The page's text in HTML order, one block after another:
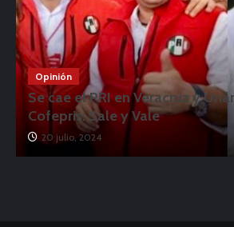
Opinión
Se cae el PRI en Veracruz y
Cofepris: Sale y Vale
20 julio, 2024